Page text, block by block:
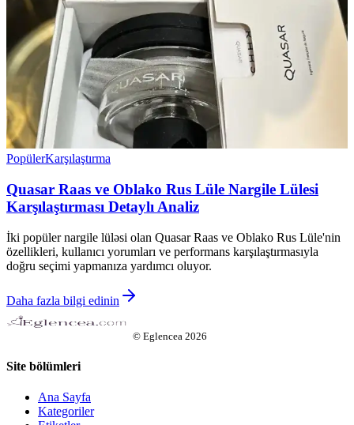
PopülerKarşılaştırma
Quasar Raas ve Oblako Rus Lüle Nargile Lülesi
Karşılaştırması Detaylı Analiz
İki popüler nargile lüləsi olan Quasar Raas ve Oblako Rus Lüle'nin
özellikleri, kullanıcı yorumları ve performans karşılaştırmasıyla
doğru seçimi yapmanıza yardımcı oluyor.
Daha fazla bilgi edinin
© Eglencea 2026
Site bölümleri
Ana Sayfa
Kategoriler